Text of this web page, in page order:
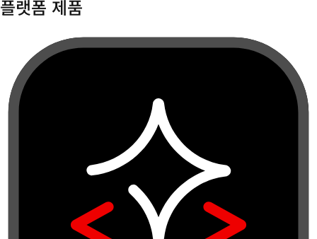
플랫폼 제품